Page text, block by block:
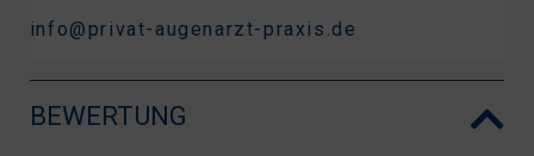
info@privat-augenarzt-praxis.de
BEWERTUNG